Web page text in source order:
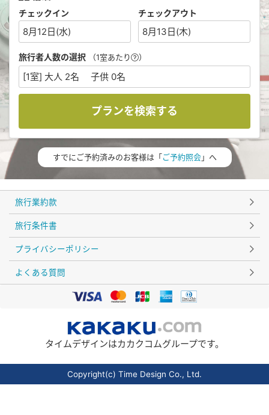
チェックイン
8月12日(水)
チェックアウト
8月13日(木)
旅行者人数の選択 （1室あたり ）
[1室] 大人 2名 子供 0名
プランを検索する
すでにご予約済みのお客様は「ご予約照会」へ
旅行業約款
旅行条件書
プライバシーポリシー
よくある質問
タイムデザインはカカクコムグループです。
Copyright(c) Time Design Co., Ltd.